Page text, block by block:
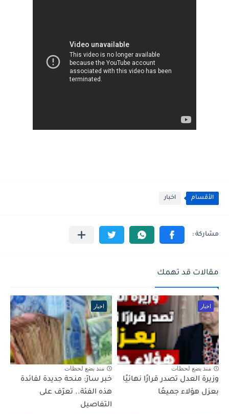
الأقسام اخبار
مقالات قد تهمك
اخبار
منذ بضع لحظات
وزيرة العدل تصدر قرارًا نهائيًا
بعزل هؤلاء جميعًا
اخبار
منذ بضع لحظات
خبر سارّ: منحة جديدة لفائدة
هذه الفئة.. تعرّف على
التفاصيل